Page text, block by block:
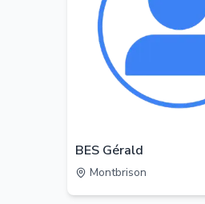
BES Gérald
Montbrison